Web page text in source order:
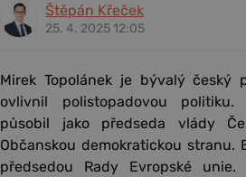
Štěpán Křeček
25. 4. 2025 12:05
Mirek Topolánek je bývalý český
ovlivnil polistopadovou
působil jako předseda vlády
Občanskou demokratickou stranu.
předsedou Rady Evropské